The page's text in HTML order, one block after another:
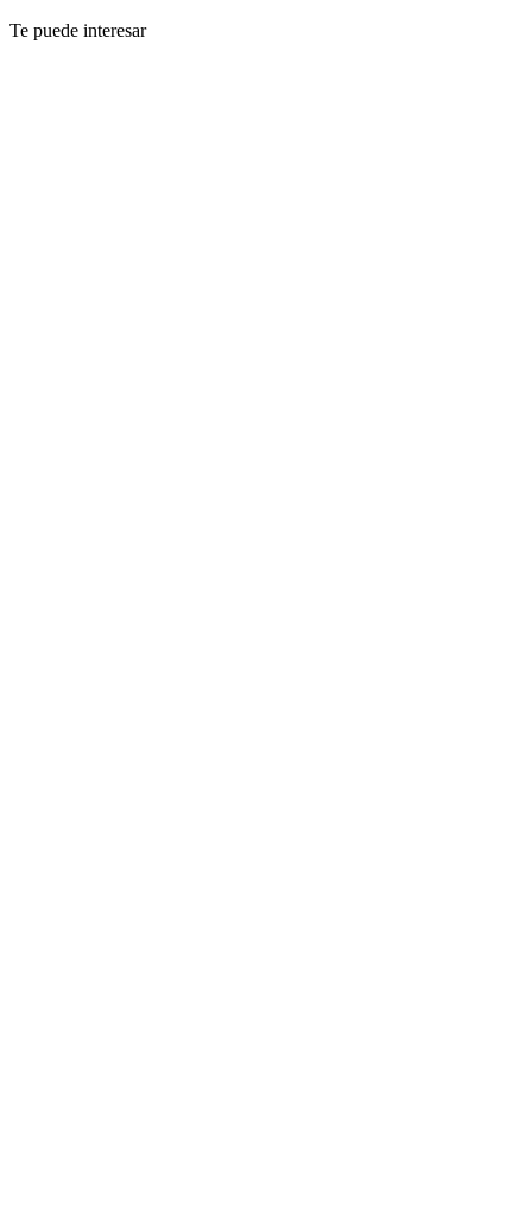
Te puede interesar